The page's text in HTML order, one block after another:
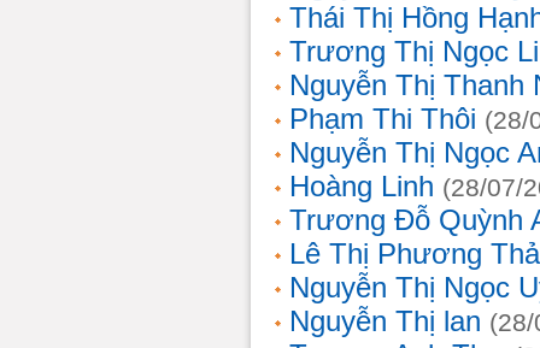
Thái Thị Hồng
Trương Thị Ngọc
Nguyễn Thị Thanh
Phạm Thi Thôi (28/
Nguyễn Thị Ngọc
Hoàng Linh (28/07/
Trương Đỗ Quỳnh
Lê Thị Phương
Nguyễn Thị Ngọc
Nguyễn Thị lan